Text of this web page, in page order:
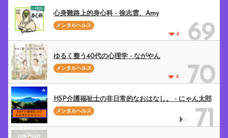
4 69
心身難路上的身心科 - 徐志雲、Amy
メンタルヘルス
4 70
ゆるく整う40代の心理学 - ながやん
メンタルヘルス
- 71
HSP介護福祉士の非日常的なおはなし。 - にゃん太郎
メンタルヘルス